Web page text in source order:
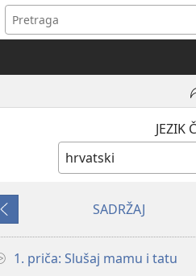
JEZIK
Prethodno
SADRŽAJ
1. priča: Slušaj mamu i tatu